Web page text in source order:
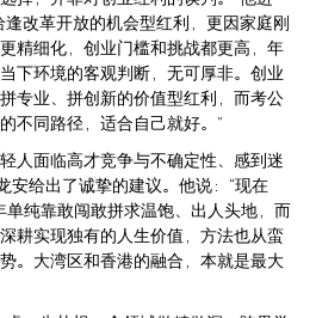
改革开放的机会型红利，更因家庭刚
精细化，创业门槛和挑战都更高，年
下环境的客观判断，无可厚非。创业
专业、拼创新的价值型红利，而考公
不同路径，适合自己就好。”
人面临高才竞争与不确定性、感到迷
安给出了诚挚的建议。他说：“现在
单纯靠敢闯敢拼求温饱、出人头地，而
耕实现独有的人生价值，方法也从蛮
。大湾区和香港的融合，本就是最大